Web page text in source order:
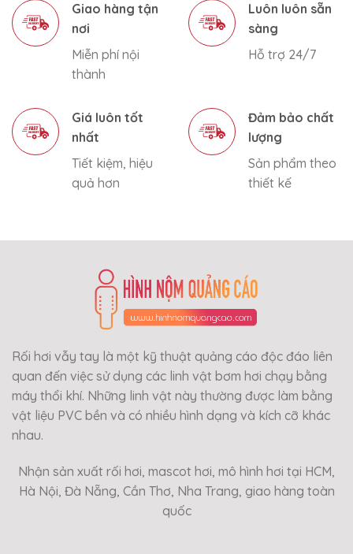
Giao hàng tận
nơi
Miễn phí nội
thành
Luôn luôn sẵn
sàng
Hỗ trợ 24/7
Giá luôn tốt
nhất
Tiết kiệm, hiệu
quả hơn
Đảm bảo chất
lượng
Sản phẩm theo
thiết kế
Rối hơi vẫy tay là một kỹ thuật quảng cáo độc đáo liên
quan đến việc sử dụng các linh vật bơm hơi chạy bằng
máy thổi khí. Những linh vật này thường được làm bằng
vật liệu PVC bền và có nhiều hình dạng và kích cỡ khác
nhau.
Nhận sản xuất rối hơi, mascot hơi, mô hình hơi tại HCM,
Hà Nội, Đà Nẵng, Cần Thơ, Nha Trang, giao hàng toàn
quốc